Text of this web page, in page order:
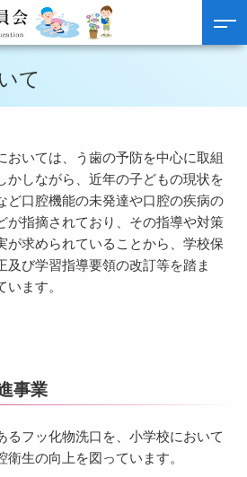
て
おいては、う歯の予防を中心に取組
かしながら、近年の子どもの現状を
ど口腔機能の未発達や口腔の疾病の
が指摘されており、その指導や対策
が求められていることから、学校保
及び学習指導要領の改訂等を踏ま
ます。
事業
るフッ化物洗口を、小学校において
生の向上を図っています。